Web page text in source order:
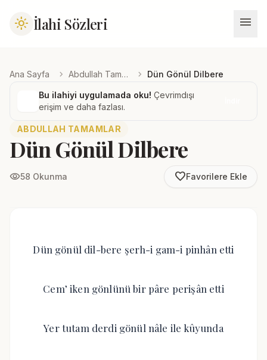
light_mode İlahi Sözleri menu
Ana Sayfa chevron_right Abdullah Tamamlar chevron_right Dün Gönül Dilbere
Bu ilahiyi uygulamada oku! Çevrimdışı
erişim ve daha fazlası.
ABDULLAH TAMAMLAR
Dün Gönül Dilbere
visibility58 Okunma favorite_borderFavorilere Ekle
Dün gönül dil-bere şerh-i gam-i pinhân etti
Cem’ iken gönlünü bir pâre perişân etti
Yer tutam derdi gönül nâle ile kûyunda